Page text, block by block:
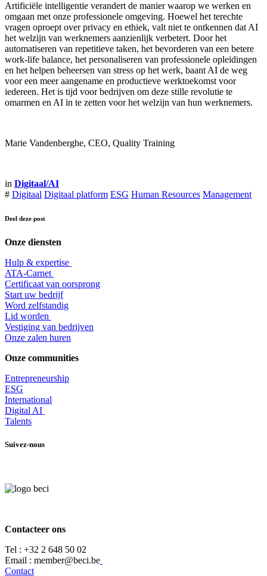
Artificiële intelligentie verandert de manier waarop we werken en
omgaan met onze professionele omgeving. Hoewel het terechte
vragen oproept over privacy en ethiek, valt niet te ontkennen dat AI
het welzijn van werknemers aanzienlijk verbetert. Door het
automatiseren van repetitieve taken, het bevorderen van een betere
work-life balance, het personaliseren van professionele opleidingen
en het helpen beheersen van stress op het werk, baant AI de weg
voor een meer aangename en productieve werktoekomst voor
iedereen. Het is tijd voor bedrijven om deze stille revolutie te
omarmen en AI in te zetten voor het welzijn van hun werknemers.
Marie Vandenberghe, CEO, Quality Training
in Digitaal/AI
# Digitaal Digitaal platform ESG Human Resources Management
Deel deze post
Onze diensten
Hulp & expertise
​ATA-Carnet
Certificaat van oorsprong
Start uw bedrijf
Word zelfstandig
Lid worden
​Vestiging van bedrijven
Onze zalen huren
Onze communities
Entrepreneurship
ESG
International
Digital AI
Talents
Suivez-nous
Contacteer ons
Tel : +32 2 648 50 02​
​​Email : member@beci.be
Contact